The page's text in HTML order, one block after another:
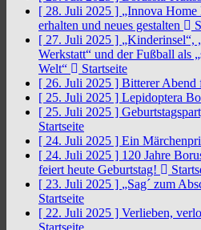
[ 28. Juli 2025 ] „Innova
erhalten und neues gestalten
[ 27. Juli 2025 ] „Kinderinsel“,
Werkstatt“ und der Fußball als
Welt“
Startseite
[ 26. Juli 2025 ] Bitterer Abend
[ 25. Juli 2025 ] Lepidoptera
[ 25. Juli 2025 ]
Startseite
[ 24. Juli 2025 ] Ein
[ 24. Juli 2025 ] 120 Jahre
feiert heute Geburtstag!
[ 23. Juli 2025 ] „Sag´ zum
Startseite
[ 22. Juli 2025 ] Verlieben,
Startseite